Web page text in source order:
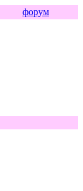
форум